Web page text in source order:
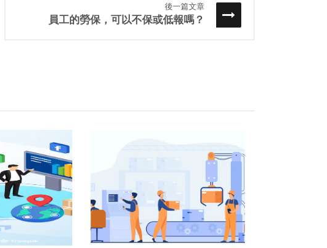
後一篇文章
員工的勞保，可以不保或低報嗎？